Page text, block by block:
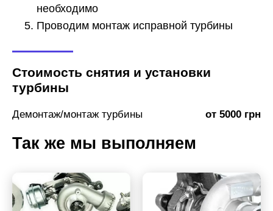
необходимо
Проводим монтаж исправной турбины
Стоимость снятия и установки
турбины
Демонтаж/монтаж турбины от 5000 грн
Так же мы выполняем